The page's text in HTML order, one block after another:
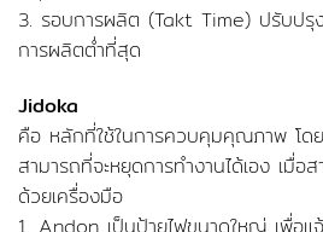
3. รอบการผลิต (Takt Time) ปรับปรุง
การผลิตต่ำที่สุด
Jidoka
คือ หลักที่ใช้ในการควบคุมคุณภาพ โด
สามารถที่จะหยุดการทำงานได้เอง เมื่
ด้วยเครื่องมือ